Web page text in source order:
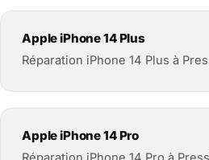
Apple iPhone 14 Plus
Réparation iPhone 14 Plus à
Apple iPhone 14 Pro